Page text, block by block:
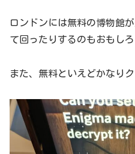
ロンドンには無料の博物館
て回ったりするのもおもしろ
また、無料といえどかなり